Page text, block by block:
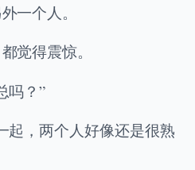
一个人。
觉得震惊。
吗？”
起，两个人好像还是很熟